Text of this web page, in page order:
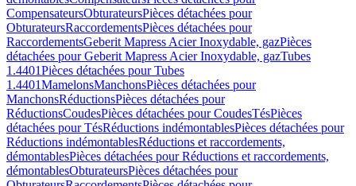
CompensateursObturateursPièces détachées pour
ObturateursRaccordementsPièces détachées pour
RaccordementsGeberit Mapress Acier Inoxydable, gazPièces
détachées pour Geberit Mapress Acier Inoxydable, gazTubes
1.4401Pièces détachées pour Tubes
1.4401MamelonsManchonsPièces détachées pour
ManchonsRéductionsPièces détachées pour
RéductionsCoudesPièces détachées pour CoudesTésPièces
détachées pour TésRéductions indémontablesPièces détachées pour
Réductions indémontablesRéductions et raccordements,
démontablesPièces détachées pour Réductions et raccordements,
démontablesObturateursPièces détachées pour